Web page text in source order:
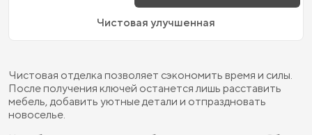
Чистовая улучшенная
Чистовая отделка позволяет сэкономить время и силы.
После получения ключей останется лишь расставить
мебель, добавить уютные детали и отпраздновать
новоселье.